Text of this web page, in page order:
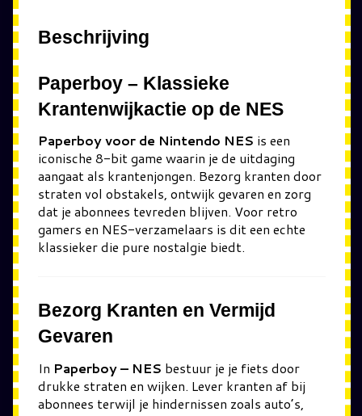
Beschrijving
Paperboy – Klassieke
Krantenwijkactie op de NES
Paperboy voor de Nintendo NES is een
iconische 8-bit game waarin je de uitdaging
aangaat als krantenjongen. Bezorg kranten door
straten vol obstakels, ontwijk gevaren en zorg
dat je abonnees tevreden blijven. Voor retro
gamers en NES-verzamelaars is dit een echte
klassieker die pure nostalgie biedt.
Bezorg Kranten en Vermijd
Gevaren
In Paperboy – NES bestuur je je fiets door
drukke straten en wijken. Lever kranten af bij
abonnees terwijl je hindernissen zoals auto’s,